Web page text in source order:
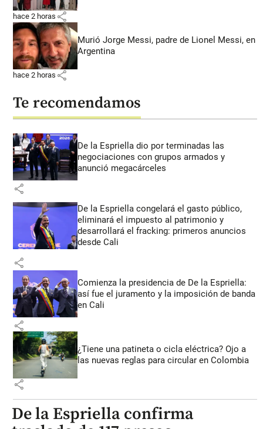
hace 2 horas share
Murió Jorge Messi, padre de Lionel Messi, en
Argentina
hace 2 horas share
Te recomendamos
De la Espriella dio por terminadas las
negociaciones con grupos armados y
anunció megacárceles
share
De la Espriella congelará el gasto público,
eliminará el impuesto al patrimonio y
desarrollará el fracking: primeros anuncios
desde Cali
share
Comienza la presidencia de De la Espriella:
así fue el juramento y la imposición de banda
en Cali
share
¿Tiene una patineta o cicla eléctrica? Ojo a
las nuevas reglas para circular en Colombia
share
De la Espriella confirma